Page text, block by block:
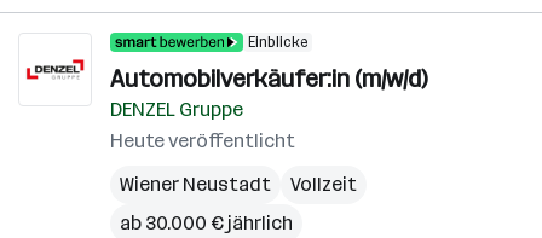
Einblicke
Automobilverkäufer:in (m/w/d)
DENZEL Gruppe
Heute veröffentlicht
Wiener Neustadt
Vollzeit
ab 30.000 € jährlich